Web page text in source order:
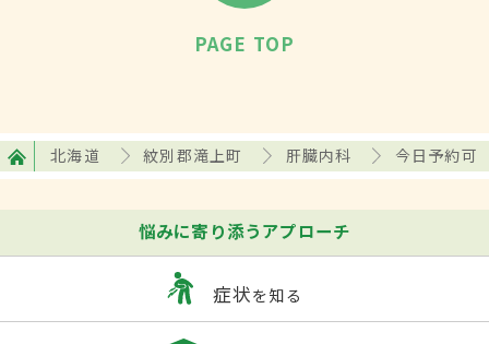
PAGE TOP
北海道 紋別郡滝上町 肝臓内科 今日予約可
悩みに寄り添うアプローチ
症状を知る